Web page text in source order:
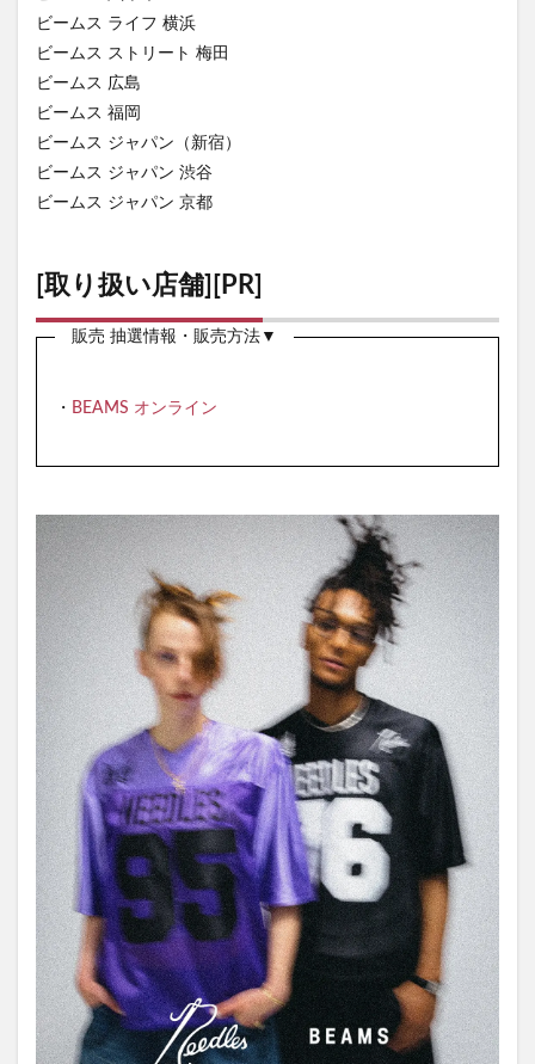
ビームス ライフ 横浜
ビームス ストリート 梅田
ビームス 広島
ビームス 福岡
ビームス ジャパン（新宿）
ビームス ジャパン 渋谷
ビームス ジャパン 京都
[取り扱い店舗][PR]
販売 抽選情報・販売方法▼
・ BEAMS オンライン